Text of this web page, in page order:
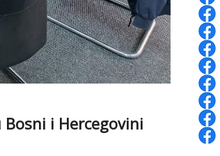
Bosni i Hercegovini